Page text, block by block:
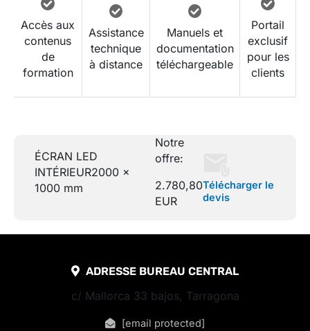
Accès aux
contenus
de
formation
Assistance
technique
à distance
Manuels et
documentation
téléchargeable
Portail
exclusif
pour les
clients
ÉCRAN LED
INTÉRIEUR2000 x
1000 mm
Notre
offre:
2.780,80
EUR
Télécharger le
devis
ADRESSE BUREAU CENTRAL
c/ Mallorca 33 bajos, Tarragona
[email protected]